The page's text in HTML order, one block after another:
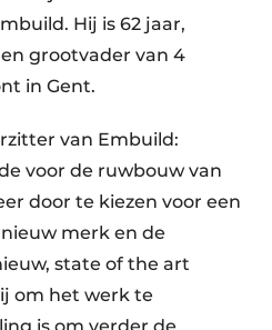
Hij is 62 jaar,
grootvader van 4
in Gent.
van Embuild:
voor de ruwbouw van
door te kiezen voor een
merk en de
state of the art
om het werk te